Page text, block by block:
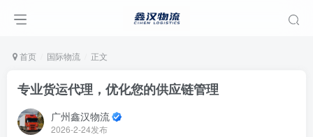
首页 国际物流 正文
专业货运代理，优化您的供应链管理
广州鑫汉物流
2026-2-24发布